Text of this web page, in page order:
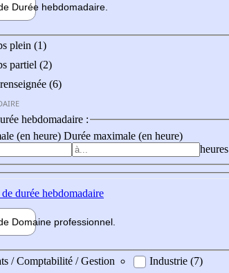
Durée hebdomadaire
plein (1)
partiel (2)
(6)
hebdomadaire :
(en heure) Durée maximale (en heure)
heures
durée hebdomadaire
Domaine professionnel
/ Comptabilité / Gestion
Industrie (7)